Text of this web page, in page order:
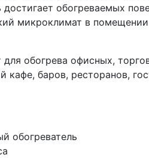
обогреваемых
микроклимат в
для обогрева офисных,
кафе, баров, ресторанов,
обогреватель